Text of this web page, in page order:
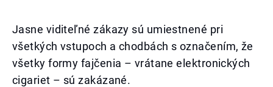
Jasne viditeľné zákazy sú umiestnené pri
všetkých vstupoch a chodbách s označením, že
všetky formy fajčenia – vrátane elektronických
cigariet – sú zakázané.